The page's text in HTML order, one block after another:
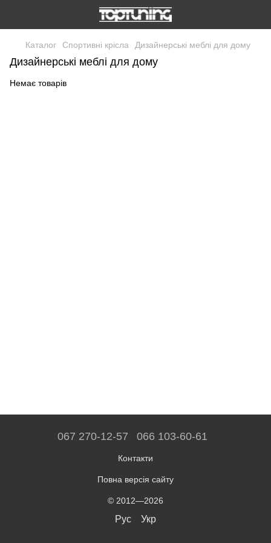
Каталог Спортивні крісла Дизайнерські меблі для дому
Дизайнерські меблі для дому
Немає товарів
067 270-12-57 066 103-60-61
Контакти
Повна версія сайту
© 2012—2026
Рус Укр